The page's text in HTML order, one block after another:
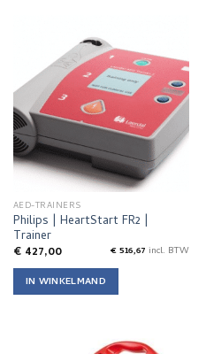
AED-TRAINERS
Philips | HeartStart FR2 |
Trainer
€427,00 €516,67 incl. BTW
IN WINKELMAND